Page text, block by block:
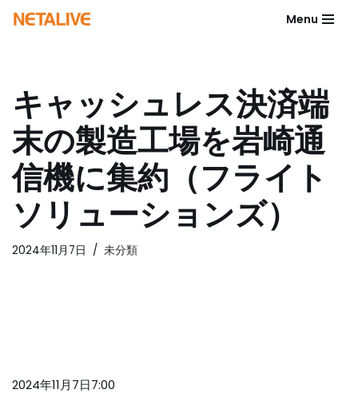
ン
へ
ス
キ
ッ
プ
Menu
キャッシュレス決済端
末の製造工場を岩崎通
信機に集約（フライト
ソリューションズ）
2024年11月7日 未分類
2024年11月7日7:00